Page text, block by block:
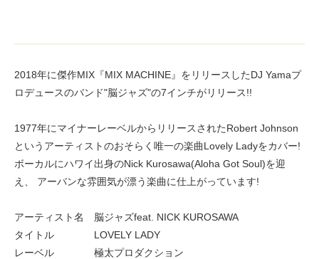
2018年に傑作MIX『MIX MACHINE』をリリースしたDJ Yamaプ
ロデュースのバンド"脳ジャズ"の7インチがリリース!!
1977年にマイナーレーベルからリリースされたRobert Johnson
というアーティストのおそらく唯一の楽曲Lovely Ladyをカバー!
ボーカルにハワイ出身のNick Kurosawa(Aloha Got Soul)を迎
え、 アーバンな雰囲気が漂う楽曲に仕上がっています!
アーティスト名 脳ジャズfeat. NICK KUROSAWA
タイトル LOVELY LADY
レーベル 極太プロダクション